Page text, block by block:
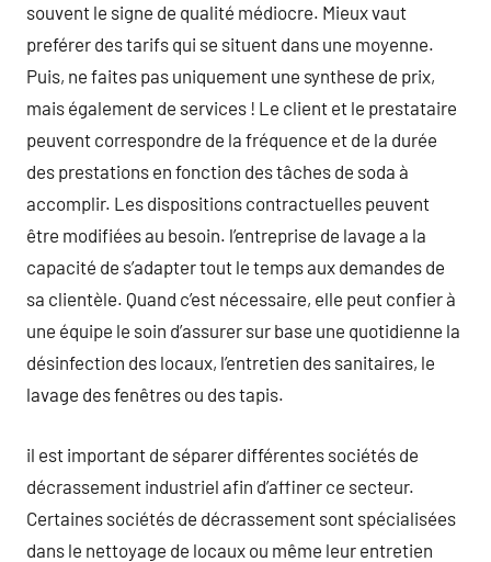
souvent le signe de qualité médiocre. Mieux vaut
preférer des tarifs qui se situent dans une moyenne.
Puis, ne faites pas uniquement une synthese de prix,
mais également de services ! Le client et le prestataire
peuvent correspondre de la fréquence et de la durée
des prestations en fonction des tâches de soda à
accomplir. Les dispositions contractuelles peuvent
être modifiées au besoin. l’entreprise de lavage a la
capacité de s’adapter tout le temps aux demandes de
sa clientèle. Quand c’est nécessaire, elle peut confier à
une équipe le soin d’assurer sur base une quotidienne la
désinfection des locaux, l’entretien des sanitaires, le
lavage des fenêtres ou des tapis.
il est important de séparer différentes sociétés de
décrassement industriel afin d’affiner ce secteur.
Certaines sociétés de décrassement sont spécialisées
dans le nettoyage de locaux ou même leur entretien